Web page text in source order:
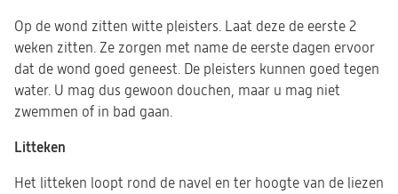
Op de wond zitten witte pleisters. Laat deze de eerste 2
weken zitten. Ze zorgen met name de eerste dagen ervoor
dat de wond goed geneest. De pleisters kunnen goed tegen
water. U mag dus gewoon douchen, maar u mag niet
zwemmen of in bad gaan.
Litteken
Het litteken loopt rond de navel en ter hoogte van de liezen